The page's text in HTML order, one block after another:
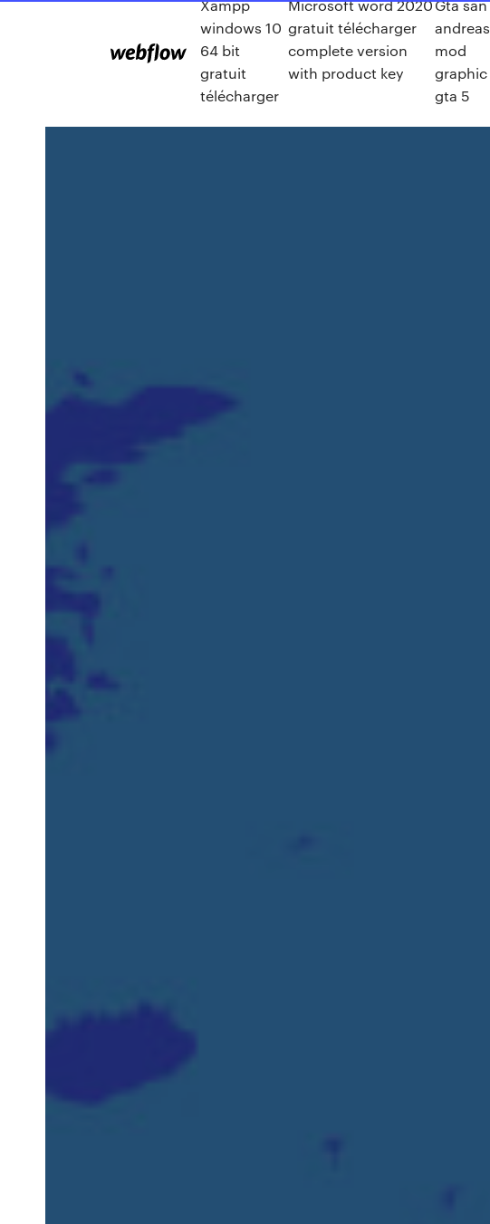
Xampp
windows 10
64 bit
gratuit
télécharger
Microsoft word 2020
gratuit télécharger
complete version
with product key
Gta san
andreas
mod
graphic
gta 5